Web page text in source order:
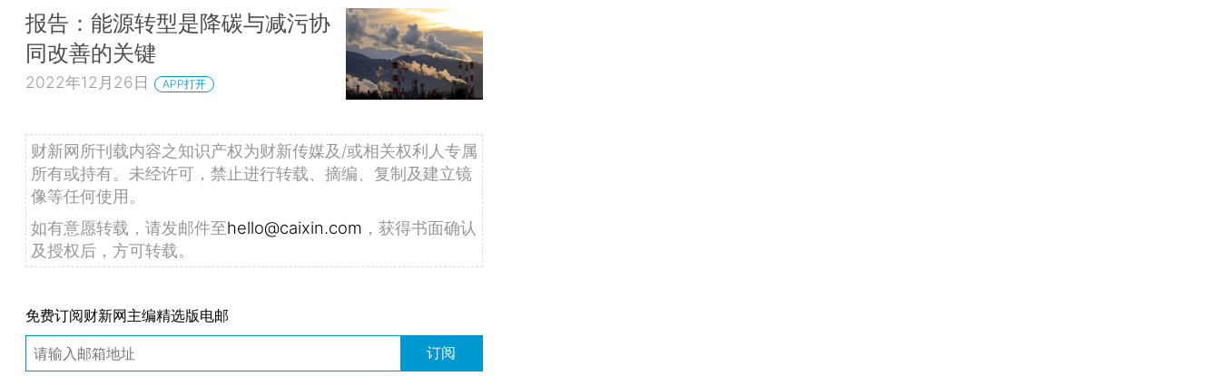
报告：能源转型是降碳与减污协
同改善的关键
2022年12月26日 APP打开
财新网所刊载内容之知识产权为财新传媒及/或相关权利人专属
所有或持有。未经许可，禁止进行转载、摘编、复制及建立镜
像等任何使用。
如有意愿转载，请发邮件至hello@caixin.com ，获得书面确认
及授权后，方可转载。
免费订阅财新网主编精选版电邮
订阅